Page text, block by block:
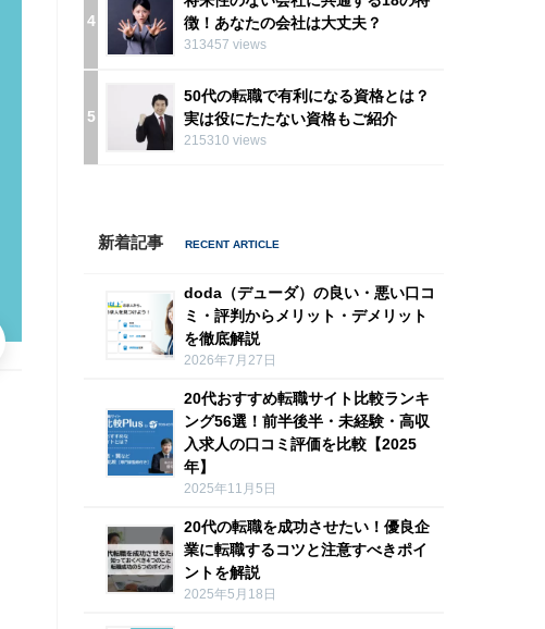
4
徴！あなたの会社は大丈夫？
313457 views
5
50代の転職で有利になる資格とは？
実は役にたたない資格もご紹介
215310 views
新着記事
doda（デューダ）の良い・悪い口コ
ミ・評判からメリット・デメリット
を徹底解説
2026年7月27日
20代おすすめ転職サイト比較ランキ
ング56選！前半後半・未経験・高収
入求人の口コミ評価を比較【2025
年】
2025年11月5日
20代の転職を成功させたい！優良企
業に転職するコツと注意すべきポイ
ントを解説
2025年5月18日